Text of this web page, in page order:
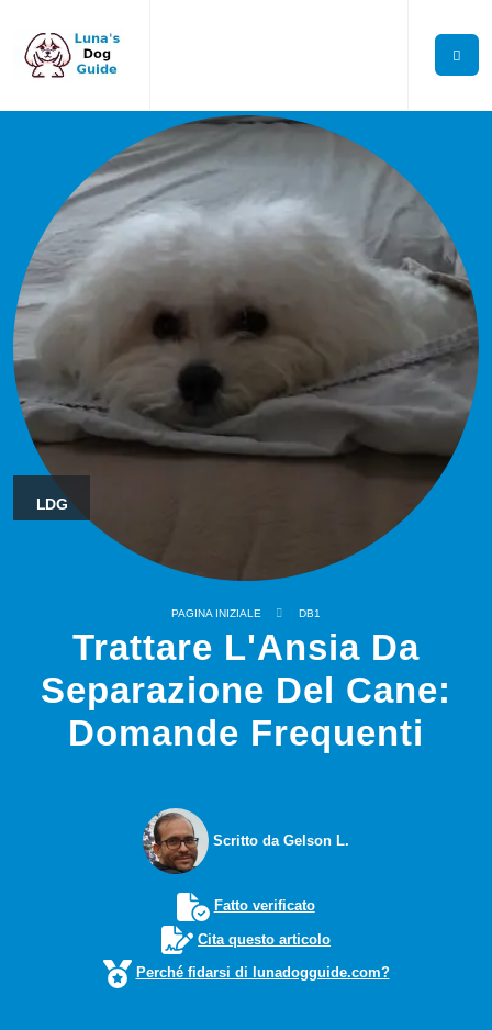
LDG
PAGINA INIZIALE DB1
Trattare L'Ansia Da
Separazione Del Cane:
Domande Frequenti
Scritto da Gelson L.
Fatto verificato
Cita questo articolo
Perché fidarsi di lunadogguide.com?